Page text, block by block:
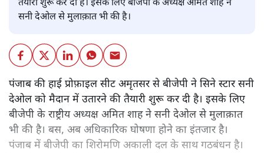
तैयारी शुरू कर दी है। इसके लिए बीजेपी के अध्यक्ष अमित शाह ने
सनी देओल से मुलाक़ात भी की है।
पंजाब की हाई प्रोफ़ाइल सीट अमृतसर से बीजेपी ने सिने स्टार सनी
देओल को मैदान में उतारने की तैयारी शुरू कर दी है। इसके लिए
बीजेपी के राष्ट्रीय अध्यक्ष अमित शाह ने सनी देओल से मुलाक़ात
भी की है। बस, अब अधिकारिक घोषणा होने का इंतजार है।
पंजाब में बीजेपी का शिरोमणि अकाली दल के साथ गठबंधन है।